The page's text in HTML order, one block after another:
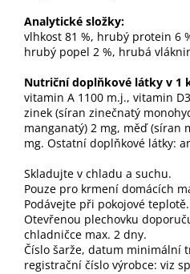
Analytické složky:
vlhkost 81 %, hrubý protein 6
hrubý popel 2 %, hrubá
Nutriční doplňkové látky v 1
vitamin A 1100 m.j., vitamin
zinek (síran zinečnatý
manganatý) 2 mg, měď (síran
mg. Ostatní doplňkové látky:
Skladujte v chladu a suchu.
Pouze pro krmení domácích
Podávejte při pokojové teplotě.
Otevřenou plechovku
chladničce max. 2 dny.
Číslo šarže, datum minimální
registrační číslo výrobce: viz